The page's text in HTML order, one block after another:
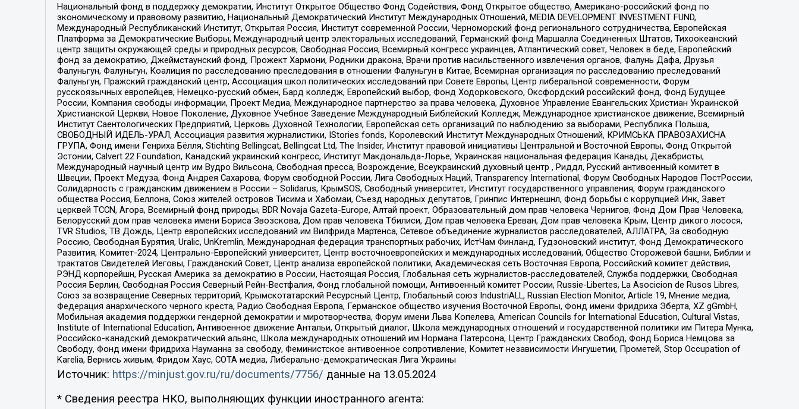
Национальный фонд в поддержку демократии, Институт Открытое Общество Фонд Содействия, Фонд Открытое общество, Американо-российский фонд по
экономическому и правовому развитию, Национальный Демократический Институт Международных Отношений, MEDIA DEVELOPMENT INVESTMENT FUND,
Международный Республиканский Институт, Открытая Россия, Институт современной России, Черноморский фонд регионального сотрудничества, Европейская
Платформа за Демократические Выборы, Международный центр электоральных исследований, Германский фонд Маршалла Соединенных Штатов, Тихоокеанский
центр защиты окружающей среды и природных ресурсов, Свободная Россия, Всемирный конгресс украинцев, Атлантический совет, Человек в беде, Европейский
фонд за демократию, Джеймстаунский фонд, Прожект Хармони, Родники дракона, Врачи против насильственного извлечения органов, Фалунь Дафа, Друзья
Фалуньгун, Фалуньгун, Коалиция по расследованию преследования в отношении Фалуньгун в Китае, Всемирная организация по расследованию преследований
Фалуньгун, Пражский гражданский центр, Ассоциация школ политических исследований при Совете Европы, Центр либеральной современности, Форум
русскоязычных европейцев, Немецко-русский обмен, Бард колледж, Европейский выбор, Фонд Ходорковского, Оксфордский российский фонд, Фонд Будущее
России, Компания свободы информации, Проект Медиа, Международное партнерство за права человека, Духовное Управление Евангельских Христиан Украинской
Христианской Церкви, Новое Поколение, Духовное Учебное Заведение Международный Библейский Колледж, Международное христианское движение, Всемирный
Институт Саентологических Предприятий, Церковь Духовной Технологии, Европейская сеть организаций по наблюдению за выборами, Республика Польша,
СВОБОДНЫЙ ИДЕЛЬ-УРАЛ, Ассоциация развития журналистики, IStories fonds, Королевский Институт Международных Отношений, КРИМСЬКА ПРАВОЗАХИСНА
ГРУПА, Фонд имени Генриха Бёлля, Stichting Bellingcat, Bellingcat Ltd, The Insider, Институт правовой инициативы Центральной и Восточной Европы, Фонд Открытой
Эстонии, Calvert 22 Foundation, Канадский украинский конгресс, Институт Макдональда-Лорье, Украинская национальная федерация Канады, Декабристы,
Международный научный центр им Вудро Вильсона, Свободная пресса, Возрождение, Всеукраинский духовный центр , Риддл, Русский антивоенный комитет в
Швеции, Проект Медуза, Фонд Андрея Сахарова, Форум свободной России, Лига Свободных Наций, Transparеncy International, Форум Свободных Народов ПостРоссии,
Солидарность с гражданским движением в России – Solidarus, КрымSOS, Свободный университет, Институт государственного управления, Форум гражданского
общества Россия, Беллона, Союз жителей островов Тисима и Хабомаи, Съезд народных депутатов, Гринпис Интернешнл, Фонд борьбы с коррупцией Инк, Завет
церквей TCCN, Агора, Всемирный фонд природы, BDR Novaja Gazeta-Europe, Алтай проект, Образовательный дом прав человека Чернигов, Фонд Дом Прав Человека,
Белорусский дом прав человека имени Бориса Звозскова, Дом прав человека Тбилиси, Дом прав человека Ереван, Дом прав человека Крым, Центр дикого лосося,
TVR Studios, ТВ Дождь, Центр европейских исследований им Вилфрида Мартенса, Сетевое объединение журналистов расследователей, АЛЛАТРА, За свободную
Россию, Свободная Бурятия, Uralic, UnKremlin, Международная федерация транспортных рабочих, ИстЧам Финланд, Гудзоновский институт, Фонд Демократического
Развития, Комитет-2024, Центрально-Европейский университет, Центр восточноевропейских и международных исследований, Общество Сторожевой башни, Библии и
трактатов Свидетелей Иеговы, Гражданский Совет, Центр анализа европейской политики, Академическая сеть Восточная Европа, Российский комитет действия,
РЭНД корпорейшн, Русская Америка за демократию в России, Настоящая Россия, Глобальная сеть журналистов-расследователей, Служба поддержки, Свободная
Россия Берлин, Свободная Россия Северный Рейн-Вестфалия, Фонд глобальной помощи, Антивоенный комитет России, Russie-Libertes, La Asocicion de Rusos Libres,
Союз за возвращение Северных территорий, Крымскотатарский Ресурсный Центр, Глобальный союз IndustriALL, Russian Election Monitor, Article 19, Мнение медиа,
Федерация анархического черного креста, Радио Свободная Европа, Германское общество изучения Восточной Европы, Фонд имени Фридриха Эберта, XZ gGmbH,
Мобильная академия поддержки гендерной демократии и миротворчества, Форум имени Льва Копелева, American Councils for International Education, Cultural Vistas,
Institute of International Education, Антивоенное движение Антальи, Открытый диалог, Школа международных отношений и государственной политики им Питера Мунка,
Российско-канадский демократический альянс, Школа международных отношений им Нормана Патерсона, Центр Гражданских Свобод, Фонд Бориса Немцова за
Свободу, Фонд имени Фридриха Науманна за свободу, Феминистское антивоенное сопротивление, Комитет независимости Ингушетии, Прометей, Stop Occupation of
Karelia, Вернись живым, Фридом Хаус, СОТА медиа, Либерально-демократическая Лига Украины
Источник: https://minjust.gov.ru/ru/documents/7756/ данные на 13.05.2024
* Сведения реестра НКО, выполняющих функции иностранного агента: